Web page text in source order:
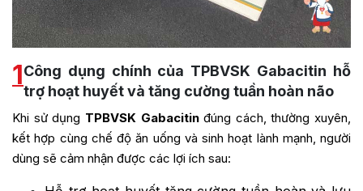
1Công dụng chính của TPBVSK Gabacitin hỗ
trợ hoạt huyết và tăng cường tuần hoàn não
Khi sử dụng TPBVSK Gabacitinđúng cách, thường xuyên,
kết hợp cùng chế độ ăn uống và sinh hoạt lành mạnh, người
dùng sẽ cảm nhận được các lợi ích sau: